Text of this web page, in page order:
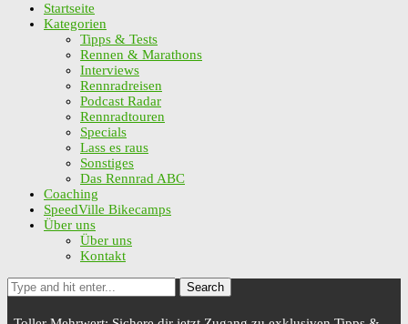
Startseite
Kategorien
Tipps & Tests
Rennen & Marathons
Interviews
Rennradreisen
Podcast Radar
Rennradtouren
Specials
Lass es raus
Sonstiges
Das Rennrad ABC
Coaching
SpeedVille Bikecamps
Über uns
Über uns
Kontakt
Search